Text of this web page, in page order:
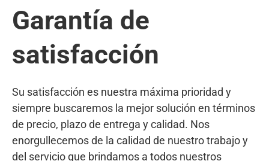
Garantía de
satisfacción
Su satisfacción es nuestra máxima prioridad y
siempre buscaremos la mejor solución en términos
de precio, plazo de entrega y calidad. Nos
enorgullecemos de la calidad de nuestro trabajo y
del servicio que brindamos a todos nuestros